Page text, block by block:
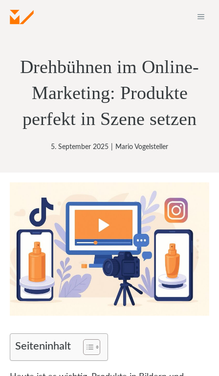
Inhalt
Drehbühnen im Online-
Marketing: Produkte
perfekt in Szene setzen
5. September 2025 Mario Vogelsteller
Seiteninhalt